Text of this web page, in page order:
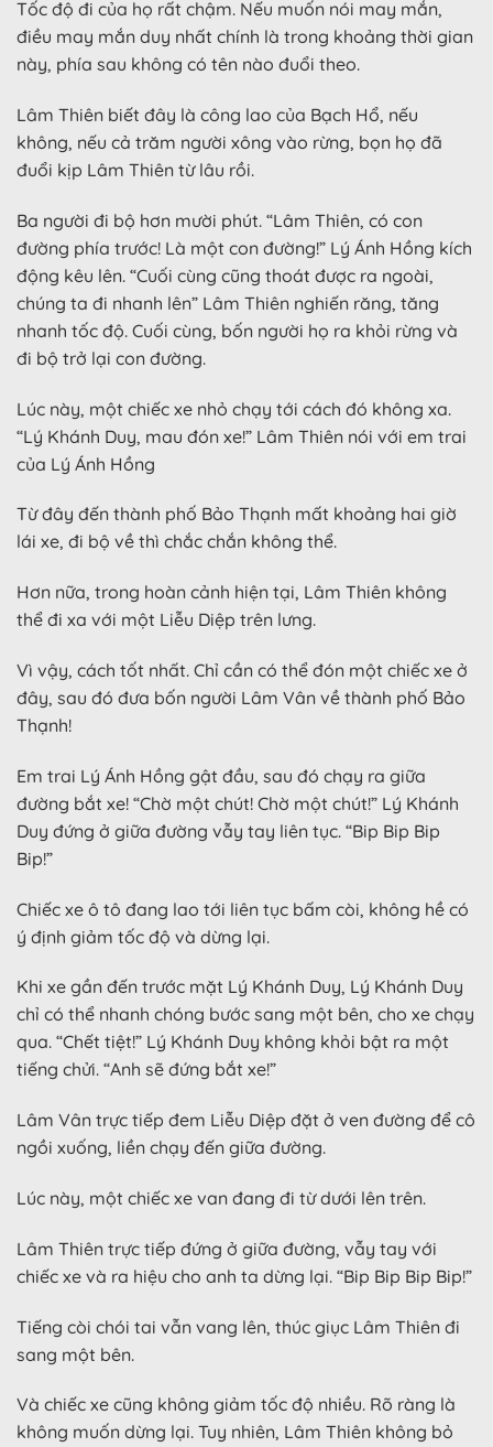
Tốc độ đi của họ rất chậm. Nếu muốn nói may mắn,
điều may mắn duy nhất chính là trong khoảng thời gian
này, phía sau không có tên nào đuổi theo.
Lâm Thiên biết đây là công lao của Bạch Hổ, nếu
không, nếu cả trăm người xông vào rừng, bọn họ đã
đuổi kịp Lâm Thiên từ lâu rồi.
Ba người đi bộ hơn mười phút. “Lâm Thiên, có con
đường phía trước! Là một con đường!” Lý Ánh Hồng kích
động kêu lên. “Cuối cùng cũng thoát được ra ngoài,
chúng ta đi nhanh lên” Lâm Thiên nghiến răng, tăng
nhanh tốc độ. Cuối cùng, bốn người họ ra khỏi rừng và
đi bộ trở lại con đường.
Lúc này, một chiếc xe nhỏ chạy tới cách đó không xa.
“Lý Khánh Duy, mau đón xe!” Lâm Thiên nói với em trai
của Lý Ánh Hồng
Từ đây đến thành phố Bảo Thạnh mất khoảng hai giờ
lái xe, đi bộ về thì chắc chắn không thể.
Hơn nữa, trong hoàn cảnh hiện tại, Lâm Thiên không
thể đi xa với một Liễu Diệp trên lưng.
Vì vậy, cách tốt nhất. Chỉ cần có thể đón một chiếc xe ở
đây, sau đó đưa bốn người Lâm Vân về thành phố Bảo
Thạnh!
Em trai Lý Ánh Hồng gật đầu, sau đó chạy ra giữa
đường bắt xe! “Chờ một chút! Chờ một chút!” Lý Khánh
Duy đứng ở giữa đường vẫy tay liên tục. “Bip Bip Bip
Bip!”
Chiếc xe ô tô đang lao tới liên tục bấm còi, không hề có
ý định giảm tốc độ và dừng lại.
Khi xe gần đến trước mặt Lý Khánh Duy, Lý Khánh Duy
chỉ có thể nhanh chóng bước sang một bên, cho xe chạy
qua. “Chết tiệt!” Lý Khánh Duy không khỏi bật ra một
tiếng chửi. “Anh sẽ đứng bắt xe!”
Lâm Vân trực tiếp đem Liễu Diệp đặt ở ven đường để cô
ngồi xuống, liền chạy đến giữa đường.
Lúc này, một chiếc xe van đang đi từ dưới lên trên.
Lâm Thiên trực tiếp đứng ở giữa đường, vẫy tay với
chiếc xe và ra hiệu cho anh ta dừng lại. “Bip Bip Bip Bip!”
Tiếng còi chói tai vẫn vang lên, thúc giục Lâm Thiên đi
sang một bên.
Và chiếc xe cũng không giảm tốc độ nhiều. Rõ ràng là
không muốn dừng lại. Tuy nhiên, Lâm Thiên không bỏ